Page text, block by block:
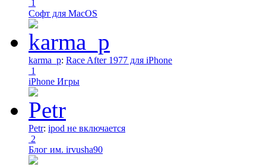
1
Софт для MacOS
karma_p: Race After 1977 для iPhone
1
iPhone Игры
Petr: ipod не включается
2
Блог им. irvusha90